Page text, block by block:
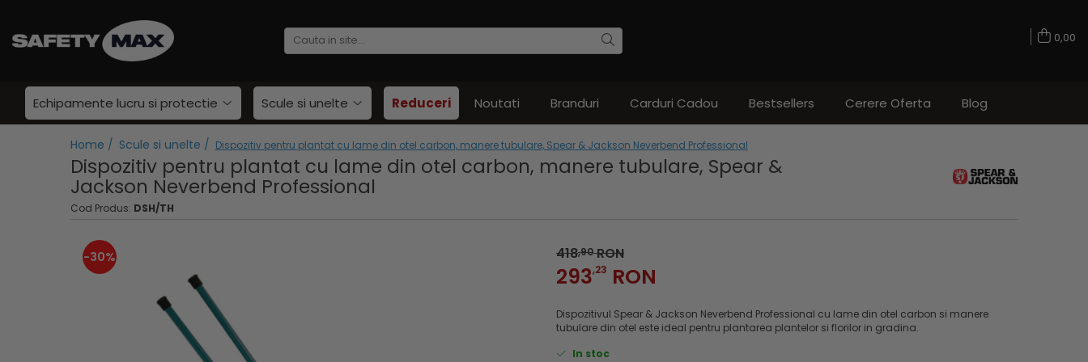
Echipamente lucru si protectie
Imbracaminte lucru
Bluze si hanorace
Scule si unelte
Unelte gradinarit
Atomizoare si stropitori
Seturi unelte gradinarit
Plantatoare
Foarfeci gradinarit
Macete si seceri
Furci si greble
0,00
Echipamente lucru si protectie Scule si unelte Reduceri Noutati Branduri Carduri Cadou Bestsellers Cerere Oferta Blog
Home / Scule si unelte / Dispozitiv pentru plantat cu lame din otel carbon, manere tubulare, Spear & Jackson Neverbend Professional
Dispozitiv pentru plantat cu lame din otel carbon, manere tubulare, Spear &
Jackson Neverbend Professional
Cod Produs: DSH/TH
-30% 418,90RON
293,23 RON
Dispozitivul Spear & Jackson Neverbend Professional cu lame din otel carbon si manere
tubulare din otel este ideal pentru plantarea plantelor si florilor in gradina.
In stoc